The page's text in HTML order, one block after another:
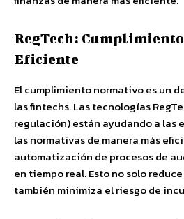
RegTech:
Eficiente
El cumplimiento normativo es un
las fintechs. Las tecnologías
regulación) están ayudando a las
las normativas de manera más
automatización de procesos de
en tiempo real. Esto no solo
también minimiza el riesgo de